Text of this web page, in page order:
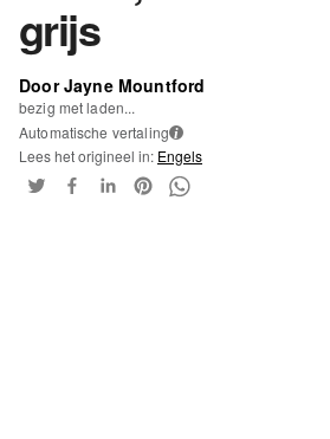
grijs
Door Jayne Mountford
bezig met laden...
Automatische vertaling i
Lees het origineel in: Engels